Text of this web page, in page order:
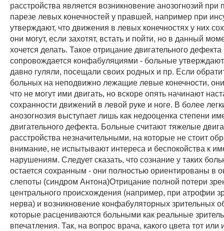
расстройства является возникновение анозогнозий при
парезе левых конечностей у правшей, например при
утверждают, что движения в левых конечностях у них
они могут, если захотят, встать и пойти, но в данный
хочется делать. Такое отрицание двигательного дефекта
сопровождается конфабуляциями - больные
давно гуляли, посещали своих родных и пр. Если
больных на неподвижно лежащие левые конечности, они
что не могут ими двигать, но вскоре опять начинают
сохранности движений в левой руке и ноге. В более
анозогнозия выступает лишь как недооценка степени
двигательного дефекта. Больные считают тяжелые
расстройства незначительными, на которые не стоит
внимание, не испытывают интереса и беспокойства к
нарушениям. Следует сказать, что сознание у таких
остается сохранным - они полностью ориентированы в
слепоты (синдром Антона)Отрицание полной потери
центрального происхождения (например, при атрофии
нерва) и возникновение конфабуляторных зрительных
которые расцениваются больными как реальные
впечатления. Так, на вопрос врача, какого цвета тот или